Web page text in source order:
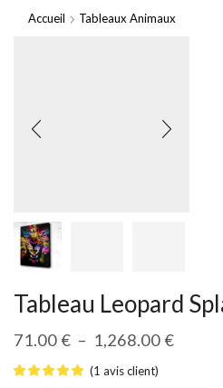
Accueil Tableaux Animaux
Tableau Leopard
71.00€ – 1,268.00€
(1 avis client)